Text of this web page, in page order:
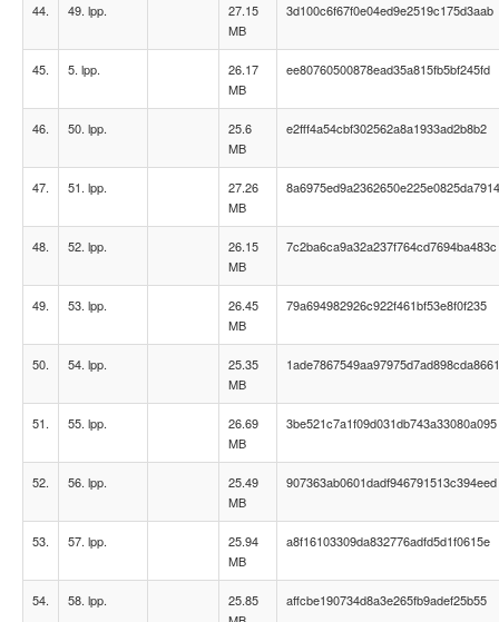
44. 49. lpp.
27.15
MB
3d100c6f67f0e04ed9e2519c175d3aab
45. 5. lpp.
26.17
MB
ee80760500878ead35a815fb5bf245fd
46. 50. lpp.
25.6
MB
e2fff4a54cbf302562a8a1933ad2b8b2
47. 51. lpp.
27.26
MB
8a6975ed9a2362650e225e0825da7914
48. 52. lpp.
26.15
MB
7c2ba6ca9a32a237f764cd7694ba483c
49. 53. lpp.
26.45
MB
79a694982926c922f461bf53e8f0f235
50. 54. lpp.
25.35
MB
1ade7867549aa97975d7ad898cda8661
51. 55. lpp.
26.69
MB
3be521c7a1f09d031db743a33080a095
52. 56. lpp.
25.49
MB
907363ab0601dadf946791513c394eed
53. 57. lpp.
25.94
MB
a8f16103309da832776adfd5d1f0615e
54. 58. lpp.
25.85
affcbe190734d8a3e265fb9adef25b55